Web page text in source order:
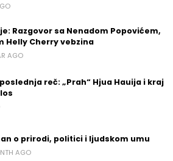
Razgovor sa Nenadom Popovićem,
Helly Cherry vebzina
AGO
reč: „Prah“ Hjua Hauija i kraj
o prirodi, politici i ljudskom umu
AGO